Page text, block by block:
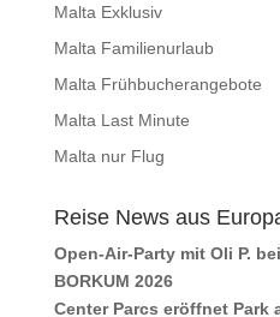
Malta Exklusiv
Malta Familienurlaub
Malta Frühbucherangebote
Malta Last Minute
Malta nur Flug
Reise News aus
Open-Air-Party mit Oli P.
BORKUM 2026
Center Parcs eröffnet Park